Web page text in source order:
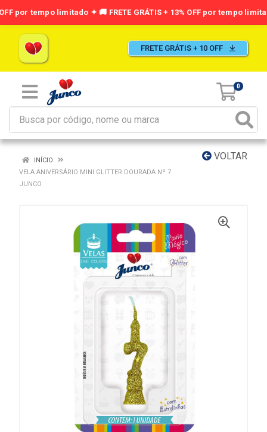
FRETE GRÁTIS + 10 OFF
0
VOLTAR
INÍCIO
VELA ANIVERSÁRIO MINI GLITTER DOURADA Nº 7
JUNCO